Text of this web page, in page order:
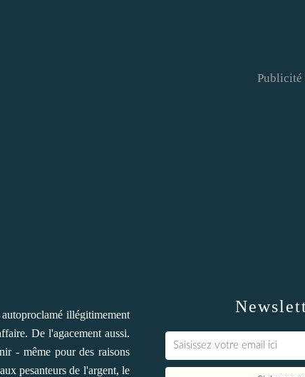
illégitimement
De l'agacement aussi.
- même pour des raisons
pesanteurs de l'argent, le
Publicité